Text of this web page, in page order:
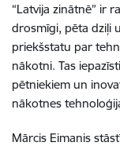
“Latvija zinātnē” ir
drosmīgi, pēta dziļi
priekšstatu par
nākotni. Tas
pētniekiem un
nākotnes
Mārcis Eimanis